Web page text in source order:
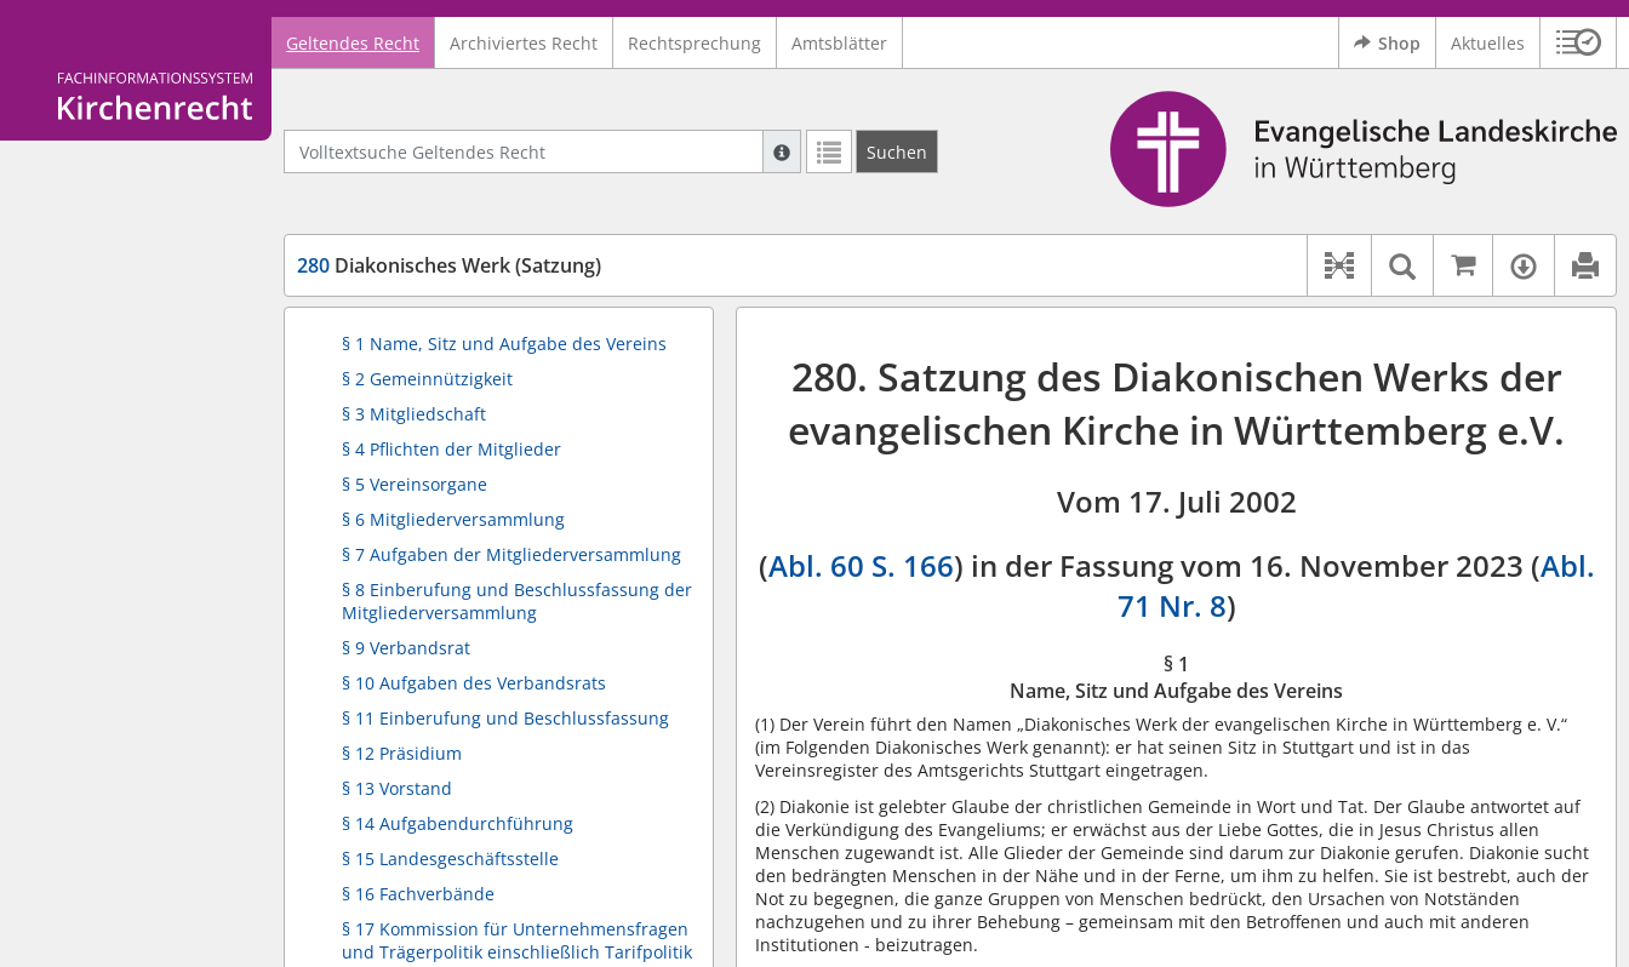
Logo Fachinformationssystem Kirchenrecht
Geltendes Recht Archiviertes Recht Rechtsprechung Amtsblätter Shop Aktuelles
Volltextsuche Geltendes Recht
Suche mit Platzhalter "*", Bsp. Pfarrer*, findet auch: "Pfarrerinitiative" oder "Pfarrerausschuss".
Weitere Suchoperatoren finden Sie in unserer Hilfe.
Suchen
Logo Ev. Landeskirche in Württemberg
280 Diakonisches Werk (Satzung)
Dokument-Beziehungen
Textsuche im
Auf
§ 1 Name, Sitz und Aufgabe des Vereins
§ 2 Gemeinnützigkeit
§ 3 Mitgliedschaft
§ 4 Pflichten der Mitglieder
§ 5 Vereinsorgane
§ 6 Mitgliederversammlung
§ 7 Aufgaben der Mitgliederversammlung
§ 8 Einberufung und Beschlussfassung der
Mitgliederversammlung
§ 9 Verbandsrat
§ 10 Aufgaben des Verbandsrats
§ 11 Einberufung und Beschlussfassung
§ 12 Präsidium
§ 13 Vorstand
§ 14 Aufgabendurchführung
§ 15 Landesgeschäftsstelle
§ 16 Fachverbände
§ 17 Kommission für Unternehmensfragen
und Trägerpolitik einschließlich Tarifpolitik
280. Satzung des Diakonischen Werks der
evangelischen Kirche in Württemberg e.V.
Vom 17. Juli 2002
(Abl. 60 S. 166) in der Fassung vom 16. November 2023 (Abl.
71 Nr. 8)
§ 1
Name, Sitz und Aufgabe des Vereins
(1) Der Verein führt den Namen „Diakonisches Werk der evangelischen Kirche in Württemberg e. V.“
(im Folgenden Diakonisches Werk genannt): er hat seinen Sitz in Stuttgart und ist in das
Vereinsregister des Amtsgerichts Stuttgart eingetragen.
(2) Diakonie ist gelebter Glaube der christlichen Gemeinde in Wort und Tat. Der Glaube antwortet auf
die Verkündigung des Evangeliums; er erwächst aus der Liebe Gottes, die in Jesus Christus allen
Menschen zugewandt ist. Alle Glieder der Gemeinde sind darum zur Diakonie gerufen. Diakonie sucht
den bedrängten Menschen in der Nähe und in der Ferne, um ihm zu helfen. Sie ist bestrebt, auch der
Not zu begegnen, die ganze Gruppen von Menschen bedrückt, den Ursachen von Notständen
nachzugehen und zu ihrer Behebung – gemeinsam mit den Betroffenen und auch mit anderen
Institutionen - beizutragen.